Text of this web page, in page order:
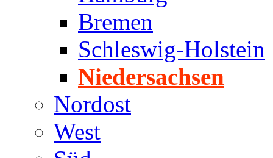
Bremen
Schleswig-Holstein
Niedersachsen
Nordost
West